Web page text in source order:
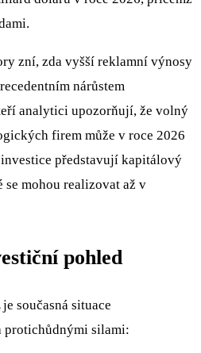
zní, zda vyšší reklamní výnosy
nárůstem
analytici upozorňují, že volný
firem může v roce 2026
představují kapitálový
mohou realizovat až v
pohled
je současná situace
protichůdnými silami: